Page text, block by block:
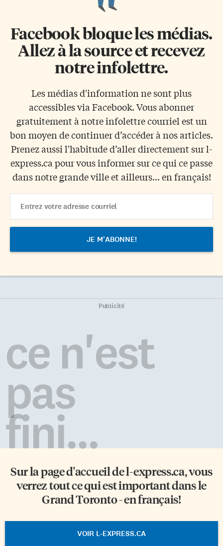
Facebook bloque les médias.
Allez à la source et recevez
notre infolettre.
Les médias d'information ne sont plus
accessibles via Facebook. Vous abonner
gratuitement à notre infolettre courriel est un
bon moyen de continuer d’accéder à nos articles.
Prenez aussi l'habitude d’aller directement sur l-
express.ca pour vous informer sur ce qui ce passe
dans notre grande ville et ailleurs... en français!
Address
Publicité
ce n'est
pas
fini...
Sur la page d'accueil del-express.ca, vous
verrez tout ce qui est important dans le
Grand Toronto - en français!
VOIR L-EXPRESS.CA